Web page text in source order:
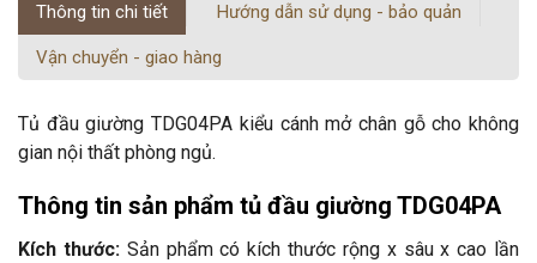
Thông tin chi tiết Hướng dẫn sử dụng - bảo quản
Vận chuyển - giao hàng
Tủ đầu giường TDG04PA kiểu cánh mở chân gỗ cho không
gian nội thất phòng ngủ.
Thông tin sản phẩm tủ đầu giường TDG04PA
Kích thước:Sản phẩm có kích thước rộng x sâu x cao lần